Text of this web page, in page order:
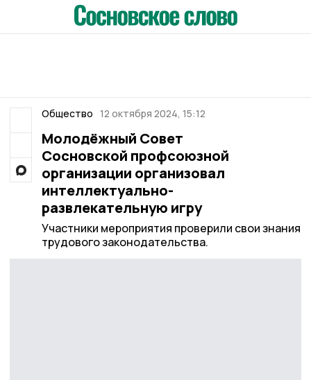
Общество 12 октября 2024, 15:12
Молодёжный Совет
Сосновской профсоюзной
организации организовал
интеллектуально-
развлекательную игру
Участники мероприятия проверили свои знания
трудового законодательства.